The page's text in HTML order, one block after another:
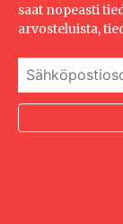
saat nopeasti
arvosteluista,